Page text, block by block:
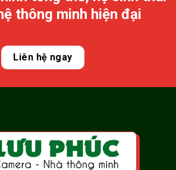
thông minh hiện đại
Liên hệ ngay